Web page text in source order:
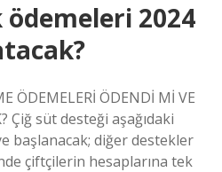
2024
ÖDEMELERİ ÖDENDİ Mİ VE
Çiğ süt desteği aşağıdaki
başlanacak; diğer destekler
çiftçilerin hesaplarına tek